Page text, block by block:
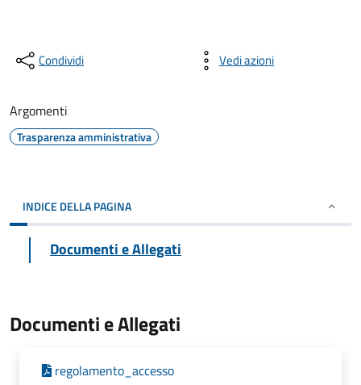
Condividi Vedi azioni
Argomenti
Trasparenza amministrativa
INDICE DELLA PAGINA
Documenti e Allegati
Documenti e Allegati
regolamento_accesso